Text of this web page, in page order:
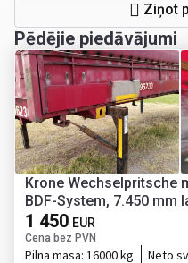
Ziņot
Pēdējie piedāvājumi
Krone Wechselpritsche
BDF-System, 7.450 mm
1 450 EUR
Cena bez PVN
Pilna masa: 16000 kg Neto